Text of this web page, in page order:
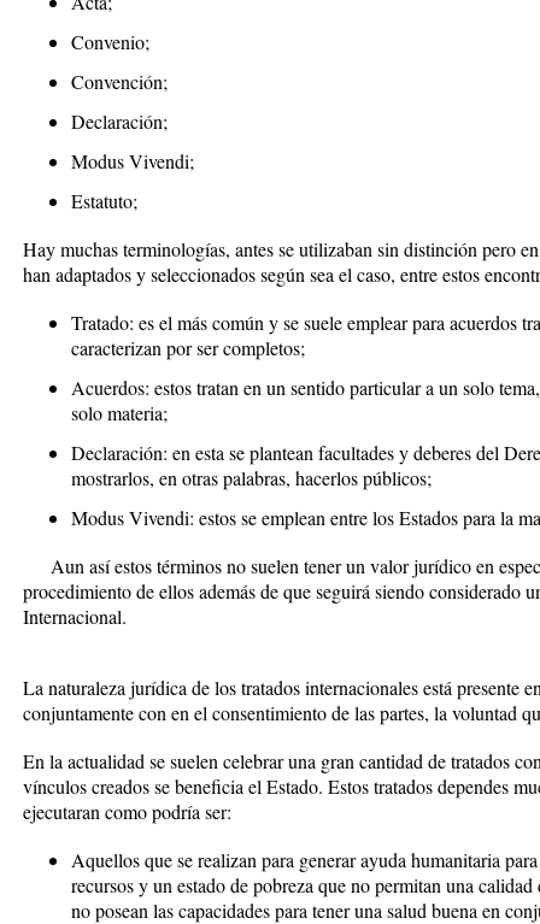
Convenio;
Convención;
Declaración;
Modus Vivendi;
Estatuto;
Hay muchas terminologías, antes se utilizaban sin distinción pero
han adaptados y seleccionados según sea el caso, entre estos
Tratado: es el más común y se suele emplear para acuerdos
caracterizan por ser completos;
Acuerdos: estos tratan en un sentido particular a un solo
solo materia;
Declaración: en esta se plantean facultades y deberes del
mostrarlos, en otras palabras, hacerlos públicos;
Modus Vivendi: estos se emplean entre los Estados para la
Aun así estos términos no suelen tener un valor jurídico en
procedimiento de ellos además de que seguirá siendo considerado
Internacional.
La naturaleza jurídica de los tratados internacionales está presente
conjuntamente con en el consentimiento de las partes, la voluntad
En la actualidad se suelen celebrar una gran cantidad de tratados
vínculos creados se beneficia el Estado. Estos tratados dependes
ejecutaran como podría ser:
Aquellos que se realizan para generar ayuda humanitaria
recursos y un estado de pobreza que no permitan una
no posean las capacidades para tener una salud buena en